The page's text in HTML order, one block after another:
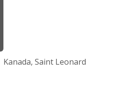
Kanada, Saint Leonard